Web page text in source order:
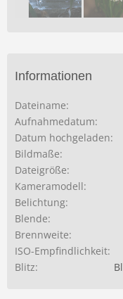
Informationen
Dateiname
Aufnahmedatum
Datum hochgeladen
Bildmaße
Dateigröße
Kameramodell
Belichtung
Blende
Brennweite
ISO-Empfindlichkeit
Blitz